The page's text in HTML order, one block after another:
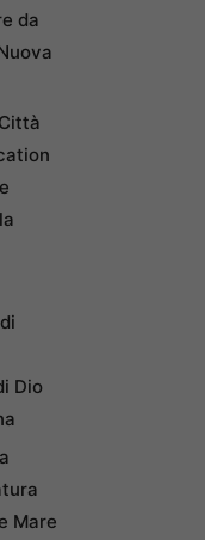
da
Dio
Mare